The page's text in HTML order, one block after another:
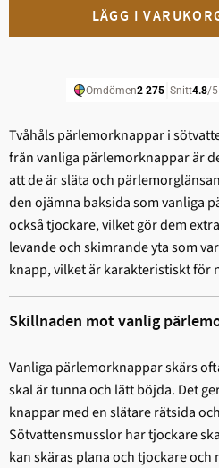
Tvåhåls pärlemorknappar i
från vanliga pärlemorknappar är
att de är släta och
den ojämna baksida som vanliga
också tjockare, vilket gör dem
levande och skimrande yta som
knapp, vilket är karakteristiskt för
Skillnaden mot vanlig
Vanliga pärlemorknappar skärs
skal är tunna och lätt böjda. Det
knappar med en slätare rätsida
Sötvattensmusslor har tjockare
kan skäras plana och tjockare och